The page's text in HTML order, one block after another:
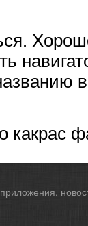
какрас